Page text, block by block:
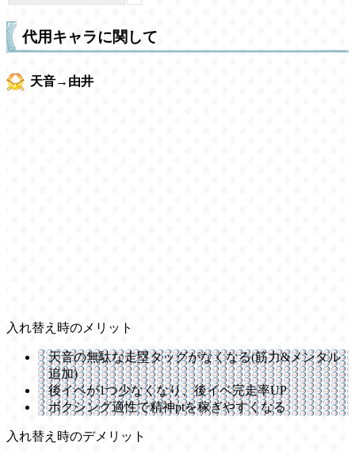
代用キャラに関して
天音→由井
入れ替え時のメリット
天音の無駄な走塁タッグがなくなる(筋力&メンタル
追加)
後イベが1つ少なくなり、後イベ完走率UP
ボクシング適性で精神ptを稼ぎやすくなる
入れ替え時のデメリット